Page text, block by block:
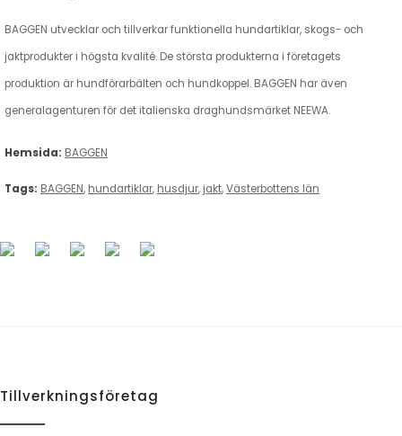
BAGGEN utvecklar och tillverkar funktionella hundartiklar, skogs- och
jaktprodukter i högsta kvalité. De största produkterna i företagets
produktion är hundförarbälten och hundkoppel. BAGGEN har även
generalagenturen för det italienska draghundsmärket NEEWA.
Hemsida: BAGGEN
Tags: BAGGEN, hundartiklar, husdjur, jakt,Västerbottens län
Tillverkningsföretag